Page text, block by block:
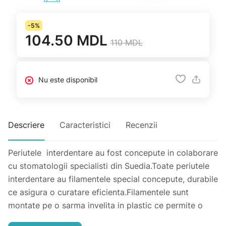
-5%
104.50 MDL 110 MDL
Nu este disponibil
Descriere Caracteristici Recenzii
Periutele interdentare au fost concepute in colaborare
cu stomatologii specialisti din Suedia.Toate periutele
interdentare au filamentele special concepute, durabile
ce asigura o curatare eficienta.Filamentele sunt
montate pe o sarma invelita in plastic ce permite o